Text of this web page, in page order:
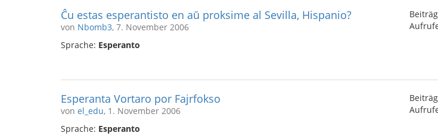
Ĉu estas esperantisto en aŭ proksime al Sevilla, Hispanio?
von Nbomb3, 7. November 2006
Sprache: Esperanto
Esperanta Vortaro por Fajrfokso
von el_edu, 1. November 2006
Sprache: Esperanto